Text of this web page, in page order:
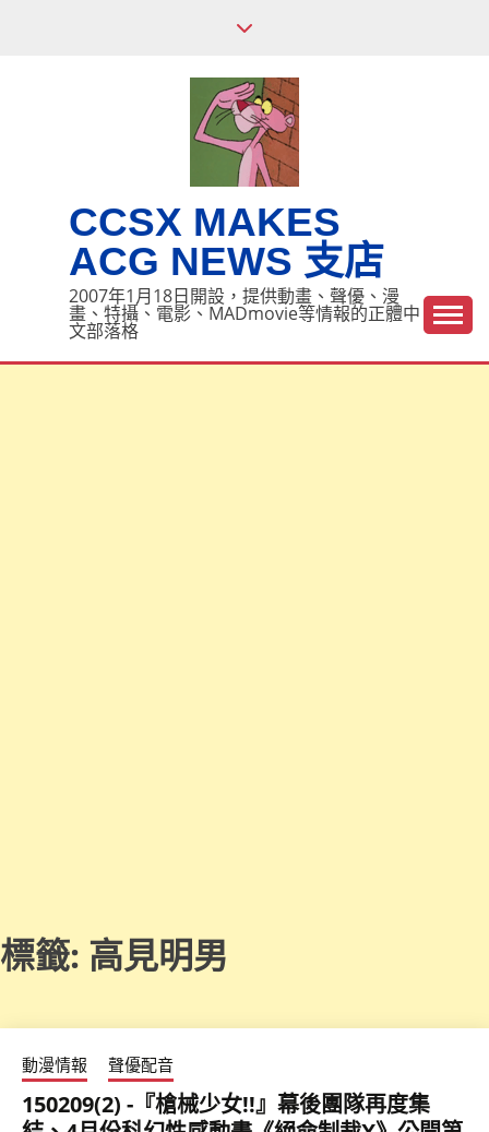
CCSX MAKES
ACG NEWS 支店
2007年1月18日開設，提供動畫、聲優、漫
畫、特攝、電影、MADmovie等情報的正體中
文部落格
標籤: 高見明男
動漫情報 聲優配音
150209(2) -『槍械少女!!』幕後團隊再度集